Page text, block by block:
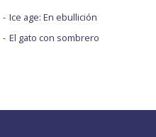
Ice age: En ebullición
El gato con sombrero